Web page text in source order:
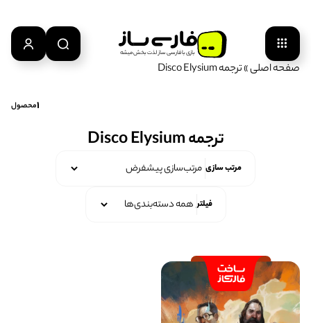
بازی‌ با‌ فارسی‌ ساز‌ لذت‌ بخش‌ میشه
صفحه اصلی»ترجمه Disco Elysium
1محصول
ترجمه Disco Elysium
مرتب سازی
فیلتر